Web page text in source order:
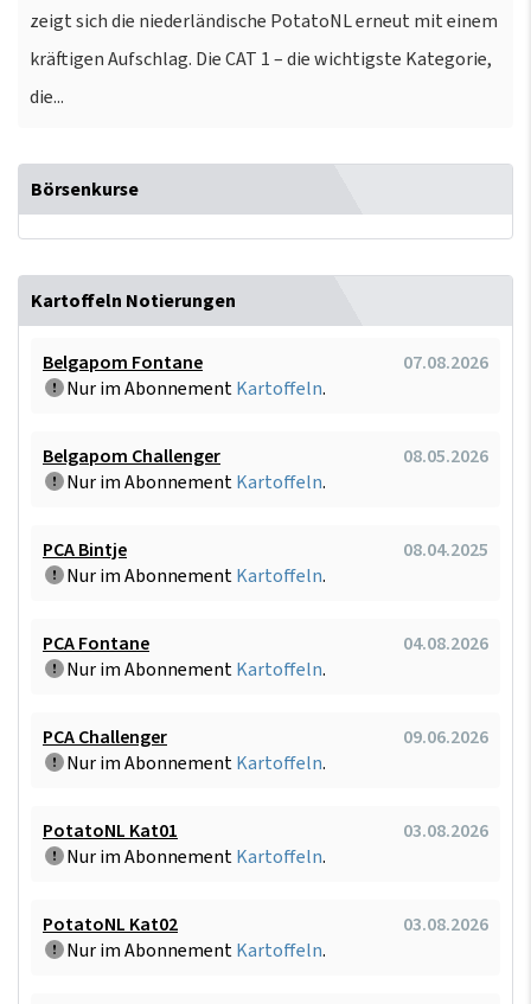
zeigt sich die niederländische PotatoNL erneut mit einem
kräftigen Aufschlag. Die CAT 1 – die wichtigste Kategorie,
die...
Börsenkurse
Kartoffeln Notierungen
Belgapom Fontane
07.08.2026
Nur im AbonnementKartoffeln.
Belgapom Challenger
08.05.2026
Nur im AbonnementKartoffeln.
PCA Bintje
08.04.2025
Nur im AbonnementKartoffeln.
PCA Fontane
04.08.2026
Nur im AbonnementKartoffeln.
PCA Challenger
09.06.2026
Nur im AbonnementKartoffeln.
PotatoNL Kat01
03.08.2026
Nur im AbonnementKartoffeln.
PotatoNL Kat02
03.08.2026
Nur im AbonnementKartoffeln.